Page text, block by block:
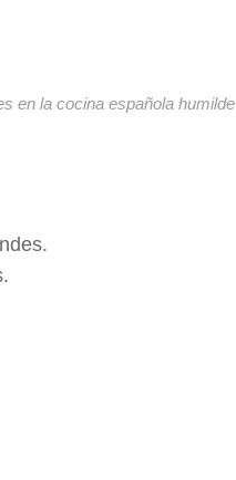
en la cocina española humilde